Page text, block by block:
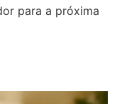
para a próxima